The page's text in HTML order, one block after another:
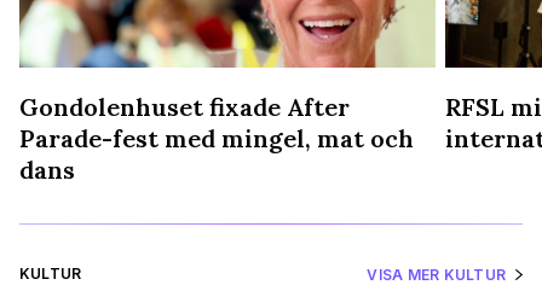
Gondolenhuset fixade After
Parade-fest med mingel, mat och
dans
RFSL
KULTUR VISA MER KULTUR